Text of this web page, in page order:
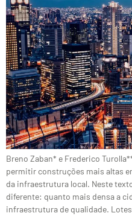
Breno Zaban* e Frederico
permitir construções mais altas
da infraestrutura local. Neste
diferente: quanto mais densa a
infraestrutura de qualidade.